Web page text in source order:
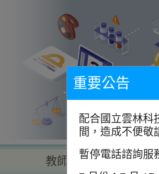
教師查詢 學
重要公告
配合國立雲林科
間，造成不便敬
暫停電話諮詢服